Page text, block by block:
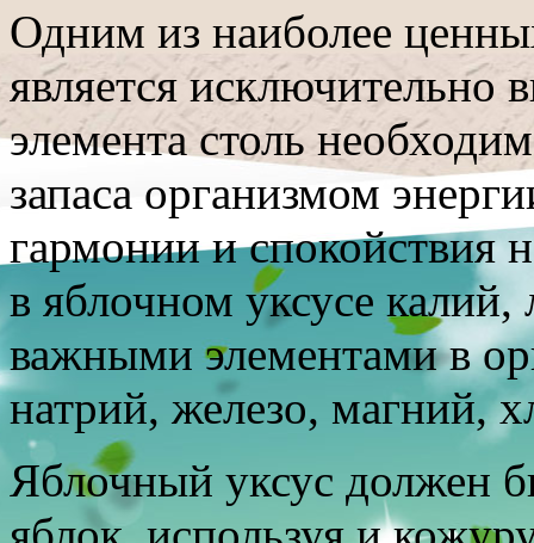
Одним из наиболее
является исключительно
элемента столь
запаса организмом
гармонии и спокойствия
в яблочном уксусе калий,
важными элементами в
натрий, железо, магний,
Яблочный уксус должен